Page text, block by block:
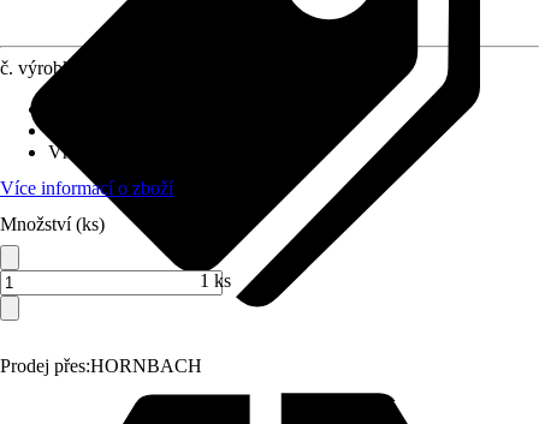
Prodej přes:HORNBACH
č. výrobku
Vhodné pro
Více informací o zboží
Množství (ks)
1 ks